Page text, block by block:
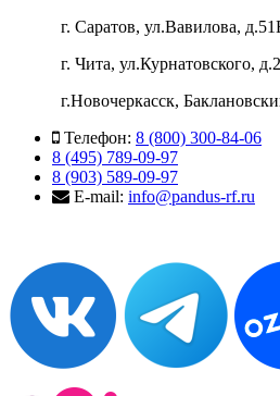
г. Саратов, ул.Вавилова,
г. Чита, ул.Курнатовского,
г.Новочеркасск, Баклановский
Телефон: 8 (800) 300-84-06
8 (495) 789-09-97
8 (903) 589-09-97
E-mail: info@pandus-rf.ru